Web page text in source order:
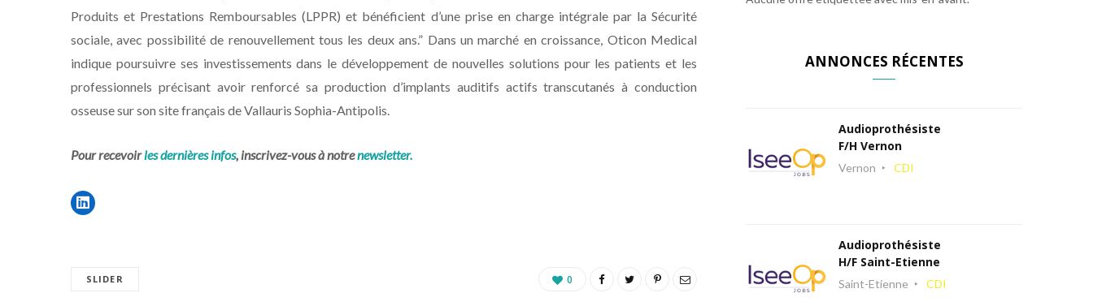
Produits et Prestations Remboursables (LPPR) et bénéficient d’une prise en charge intégrale par la Sécurité
sociale, avec possibilité de renouvellement tous les deux ans.” Dans un marché en croissance, Oticon Medical
indique poursuivre ses investissements dans le développement de nouvelles solutions pour les patients et les
professionnels précisant avoir renforcé sa production d’implants auditifs actifs transcutanés à conduction
osseuse sur son site français de Vallauris Sophia-Antipolis.
Pour recevoirles dernières infos, inscrivez-vous à notrenewsletter.
SLIDER 0
ANNONCES RÉCENTES
Audioprothésiste
F/H Vernon
Vernon CDI
Audioprothésiste
H/F Saint-Etienne
Saint-Etienne CDI